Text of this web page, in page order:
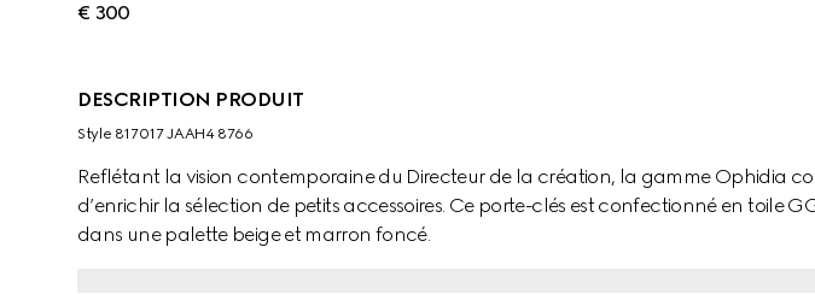
€ 300
DESCRIPTION PRODUIT
Style ‎817017 JAAH4 8766
Reflétant la vision contemporaine du Directeur de la création, la gamme Ophidia
d’enrichir la sélection de petits accessoires. Ce porte-clés est confectionné en toile
dans une palette beige et marron foncé.